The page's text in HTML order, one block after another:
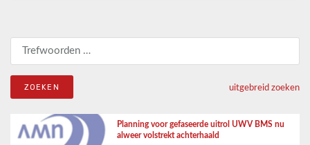
Zoeken naar:
uitgebreid zoeken
Planning voor gefaseerde uitrol UWV BMS nu
alweer volstrekt achterhaald